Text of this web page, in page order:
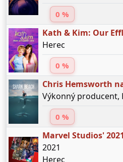
0 %
Kath & Kim: Our
Herec
0 %
Chris Hemsworth
Výkonný producent,
0 %
Marvel Studios'
2021
Herec